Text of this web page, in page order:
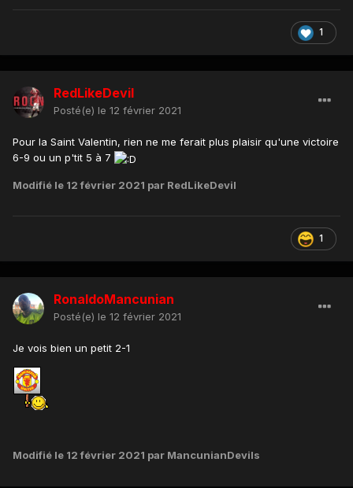
1
RedLikeDevil
Posté(e) le 12 février 2021
Pour la Saint Valentin, rien ne me ferait plus plaisir qu'une victoire
6-9 ou un p'tit 5 à 7
Modifié le 12 février 2021 par RedLikeDevil
1
RonaldoMancunian
Posté(e) le 12 février 2021
Je vois bien un petit 2-1
Modifié le 12 février 2021 par MancunianDevils